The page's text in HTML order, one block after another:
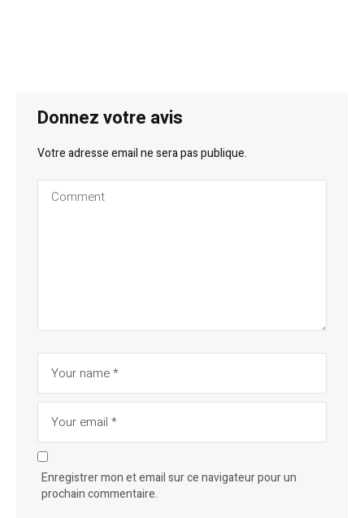
Donnez votre avis
Votre adresse email ne sera pas publique.
Enregistrer mon et email sur ce navigateur pour un
prochain commentaire.